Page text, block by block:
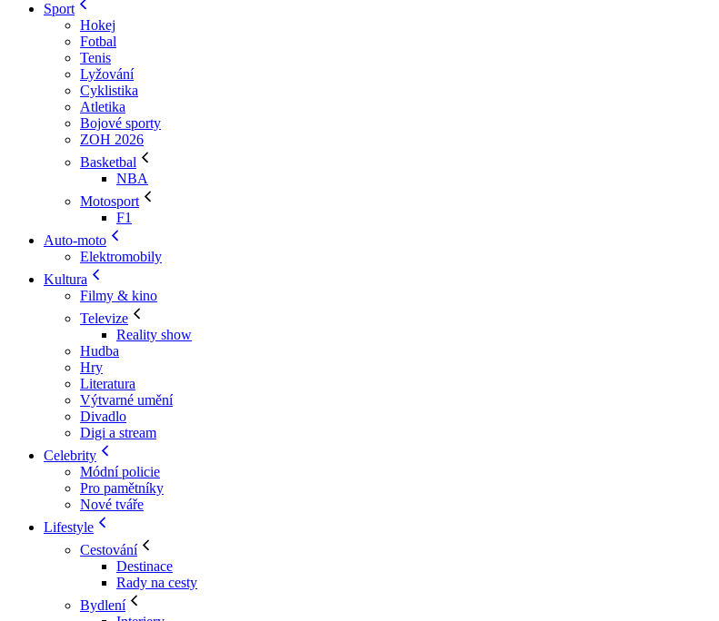
Sport
Hokej
Fotbal
Tenis
Lyžování
Cyklistika
Atletika
Bojové sporty
ZOH 2026
Basketbal
NBA
Motosport
F1
Auto-moto
Elektromobily
Kultura
Filmy & kino
Televize
Reality show
Hudba
Hry
Literatura
Výtvarné umění
Divadlo
Digi a stream
Celebrity
Módní policie
Pro pamětníky
Nové tváře
Lifestyle
Cestování
Destinace
Rady na cesty
Bydlení